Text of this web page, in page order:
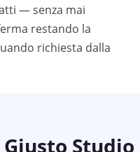
— senza mai
restando la
richiesta dalla
Studio